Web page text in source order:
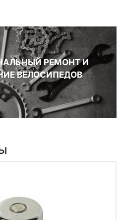
РЕМОНТ И
ВЕЛОСИПЕДОВ